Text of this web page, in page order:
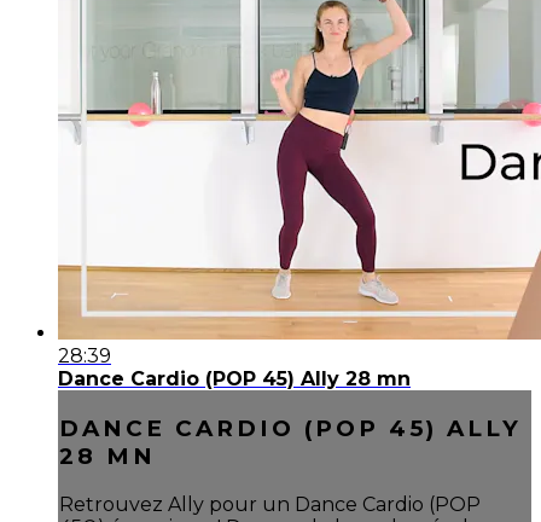
28:39
Dance Cardio (POP 45) Ally 28 mn
DANCE CARDIO (POP 45) ALLY
28 MN
Retrouvez Ally pour un Dance Cardio (POP